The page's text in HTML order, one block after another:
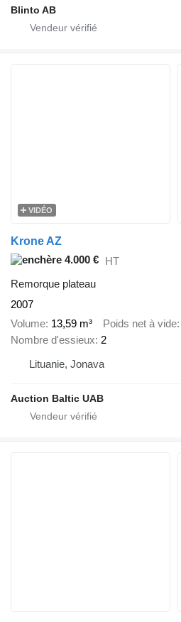
Blinto AB
VIDÉO
Krone AZ
4.000 € HT
Remorque plateau
2007
Volume 13,59 m³ Poids net à vide
Nombre d'essieux 2
Lituanie, Jonava
Auction Baltic UAB